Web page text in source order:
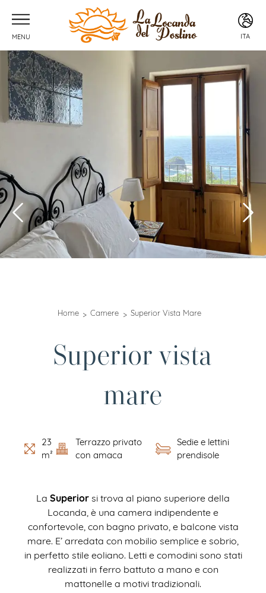
MENU ITA
ENG
FRA
Home Camere Superior Vista Mare
Superior vista
mare
23
m²
Terrazzo privato
con amaca
Sedie e lettini
prendisole
La Superior si trova al piano superiore della
Locanda, è una camera indipendente e
confortevole, con bagno privato, e balcone vista
mare. E’ arredata con mobilio semplice e sobrio,
in perfetto stile eoliano. Letti e comodini sono stati
realizzati in ferro battuto a mano e con
mattonelle a motivi tradizionali.